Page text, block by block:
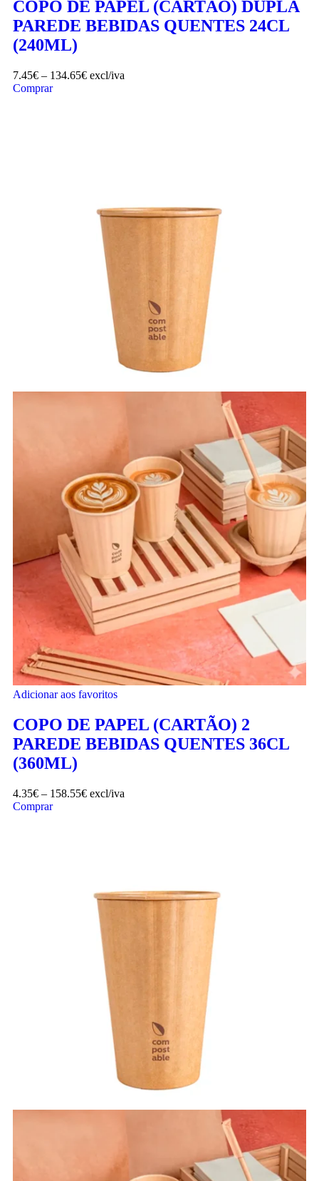
COPO DE PAPEL (CARTÃO) DUPLA
PAREDE BEBIDAS QUENTES 24CL
(240ML)
7.45€ – 134.65€ excl/iva
Comprar
Adicionar aos favoritos
COPO DE PAPEL (CARTÃO) 2
PAREDE BEBIDAS QUENTES 36CL
(360ML)
4.35€ – 158.55€ excl/iva
Comprar